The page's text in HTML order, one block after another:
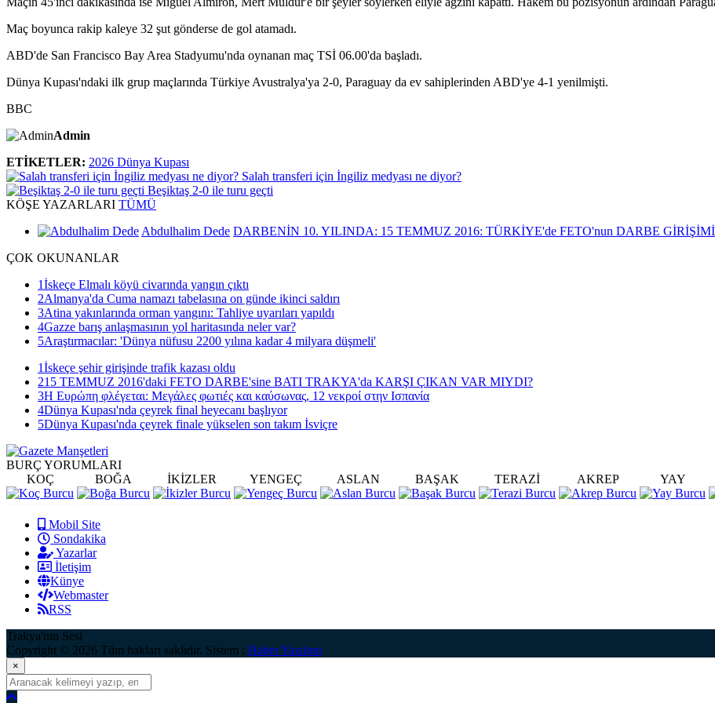
Maç boyunca rakip kaleye 32 şut gönderse de gol atamadı.
ABD'de San Francisco Bay Area Stadyumu'nda oynanan maç TSİ 06.00'da başladı.
Dünya Kupası'ndaki ilk grup maçlarında Türkiye Avustralya'ya 2-0, Paraguay da ev sahiplerinden ABD'ye 4-1 yenilmişti.
BBC
Admin
ETİKETLER: 2026 Dünya Kupası
Salah transferi için İngiliz medyası ne diyor?
Beşiktaş 2-0 ile turu geçti
KÖŞE YAZARLARI TÜMÜ
Abdulhalim Dede DARBENİN 10. YILINDA: 15 TEMMUZ 2016: TÜRKİYE'de FETO'nun DARBE
ÇOK OKUNANLAR
1İskeçe Elmalı köyü civarında yangın çıktı
2Almanya'da Cuma namazı tabelasına on günde ikinci saldırı
3Atina yakınlarında orman yangını: Tahliye uyarıları yapıldı
4Gazze barış anlaşmasının yol haritasında neler var?
5Araştırmacılar: 'Dünya nüfusu 2200 yılına kadar 4 milyara düşmeli'
1İskeçe şehir girişinde trafik kazası oldu
215 TEMMUZ 2016'daki FETO DARBE'sine BATI TRAKYA'da KARŞI ÇIKAN VAR MIYDI?
3Η Ευρώπη φλέγεται: Μεγάλες φωτιές και καύσωνας, 12 νεκροί στην Ισπανία
4Dünya Kupası'nda çeyrek final heyecanı başlıyor
5Dünya Kupası'nda çeyrek finale yükselen son takım İsviçre
BURÇ YORUMLARI
KOÇ
BOĞA İKİZLER YENGEÇ ASLAN BAŞAK TERAZİ AKREP YAY
Mobil Site
Sondakika
Yazarlar
İletişim
Künye
Webmaster
RSS
Trakya'nın Sesi
Copyright © 2026 Tüm hakları saklıdır. Sistem : Haber Yazılımı
×